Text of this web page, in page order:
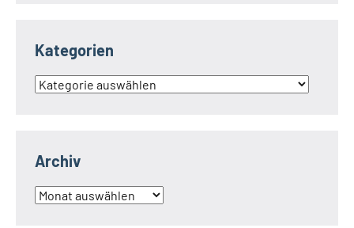
Kategorien
Kategorien
Archiv
Archiv